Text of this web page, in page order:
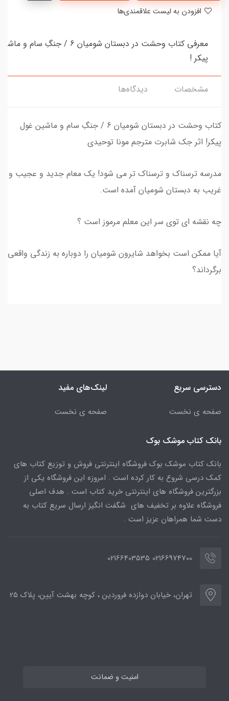
معرفی کتاب وحشت در دبستان شومیان 6 / جنگِ
پیکر !
مشخصات دیدگاه‌ها
کتاب وحشت در دبستان شومیان 6 / جنگِ سام و ماشین غول
پیکر! اثر جک شابرت مترجم مونا توحیدی
مدرسه ترسناک و ترسناک تر می شود! یک معام جدید و عجیب و
غریب به دبستان شومیان آمده است.
چه نقشه ای توی سر این معلم مرموز است ؟
آیا ممکن است بخواهد شایرون شومیان را دوباره به زندگی واقعی
برگرداند؟
دسترسی سریع
صفحه ی نخست
لینک‌های مفید
صفحه ی نخست
بانک کتاب موشک بوک
بانک کتاب موشک بوک فروشگاه اینترنتی فروش و توزیع کتاب های
کمک درسی شروع به کار کرده است . امروزه این فروشگاه یکی از
بزرگترین فروشگاه های اینترنتی خرید کتاب است . هدف اصلی
فروشگاه علاوه بر تخفیف های شگفت انگیز ارسال سریع کتاب به
دست شما همراهان عزیز است .
02166974700 02166403535
تهران، خیابان دوازده فروردین ، کوچه بهشت آیین، پلاک 25
امنیت و ضمانت